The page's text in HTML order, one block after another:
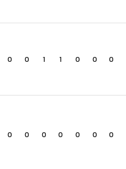
0 0 1 1 0 0 0
0 0 0 0 0 0 0